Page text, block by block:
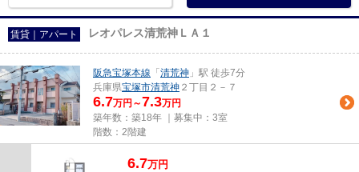
賃貸｜アパート レオパレス清荒神ＬＡ１
阪急宝塚本線 「 清荒神 」駅 徒歩7分
兵庫県宝塚市清荒神 ２丁目２－７
6.7万円～7.3万円
築年数：築18年 ｜募集中： 3室
階数：2階建
6.7万円